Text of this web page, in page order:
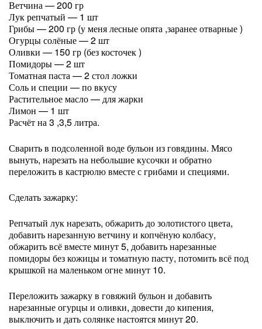
Ветчина — 200 гр
Лук репчатый — 1 шт
Грибы — 200 гр (у меня лесные опята ,заранее отварные )
Огурцы солёные — 2 шт
Оливки — 150 гр (без косточек )
Помидоры — 2 шт
Томатная паста — 2 стол ложки
Соль и специи — по вкусу
Растительное масло — для жарки
Лимон — 1 шт
Расчёт на 3 ,3,5 литра.
Сварить в подсоленной воде бульон из говядины. Мясо
вынуть, нарезать на небольшие кусочки и обратно
переложить в кастрюлю вместе с грибами и специями.
Сделать зажарку:
Репчатый лук нарезать, обжарить до золотистого цвета,
добавить нарезанную ветчину и копчёную колбасу,
обжарить всё вместе минут 5, добавить нарезанные
помидоры без кожицы и томатную пасту, потомить всё под
крышкой на маленьком огне минут 10.
Переложить зажарку в говяжий бульон и добавить
нарезанные огурцы и оливки, довести до кипения,
выключить и дать солянке настоятся минут 20.